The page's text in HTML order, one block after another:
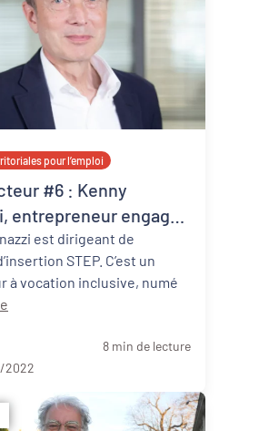
pour l’emploi
#6 : Kenny
entrepreneur engagé
à Pauest dirigeant de
STEP. C’est un
à vocation inclusive, numé
8 min de lecture
2022